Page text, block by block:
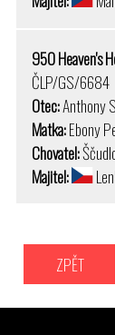
950 Heaven's
ČLP/GS/
Otec:Anthony
Matka:Ebony
Chovatel:
Majitel:
ZPĚT